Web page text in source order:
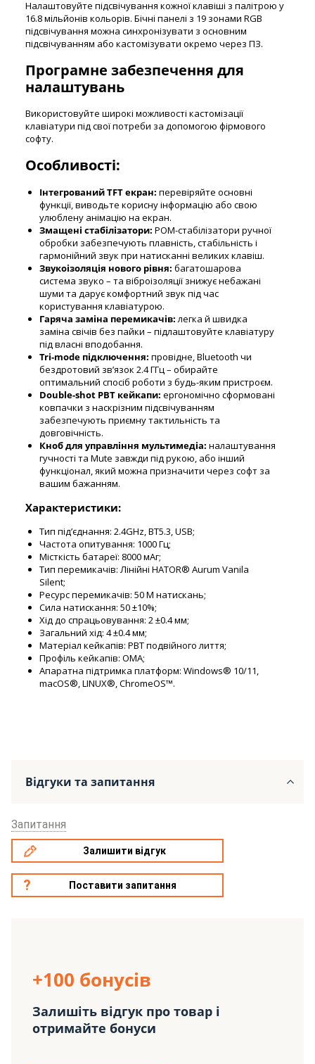
Налаштовуйте підсвічування кожної клавіші з палітрою у
16.8 мільйонів кольорів. Бічні панелі з 19 зонами RGB
підсвічування можна синхронізувати з основним
підсвічуванням або кастомізувати окремо через ПЗ.
Програмне забезпечення для
налаштувань
Використовуйте широкі можливості кастомізації
клавіатури під свої потреби за допомогою фірмового
софту.
Особливості:
Інтегрований TFT екран: перевіряйте основні
функції, виводьте корисну інформацію або свою
улюблену анімацію на екран.
Змащені стабілізатори: POM-стабілізатори ручної
обробки забезпечують плавність, стабільність і
гармонійний звук при натисканні великих клавіш.
Звукоізоляція нового рівня: багатошарова
система звуко – та віброізоляції знижує небажані
шуми та дарує комфортний звук під час
користування клавіатурою.
Гаряча заміна перемикачів: легка й швидка
заміна свічів без пайки – підлаштовуйте клавіатуру
під власні вподобання.
Tri-mode підключення: провідне, Bluetooth чи
бездротовий зв’язок 2.4 ГГц – обирайте
оптимальний спосіб роботи з будь-яким пристроєм.
Double-shot PBT кейкапи: ергономічно сформовані
ковпачки з наскрізним підсвічуванням
забезпечують приємну тактильність та
довговічність.
Кноб для управління мультимедіа: налаштування
гучності та Mute завжди під рукою, або інший
функціонал, який можна призначити через софт за
вашим бажанням.
Характеристики:
Тип під’єднання: 2.4GHz, BT5.3, USB;
Частота опитування: 1000 Гц;
Місткість батареї: 8000 мАг;
Тип перемикачів: Лінійні HATOR® Aurum Vanila
Silent;
Ресурс перемикачів: 50 М натискань;
Сила натискання: 50 ±10%;
Хід до спрацьовування: 2 ±0.4 мм;
Загальний хід: 4 ±0.4 мм;
Матеріал кейкапів: PBT подвійного лиття;
Профіль кейкапів: OMA;
Апаратна підтримка платформ: Windows® 10/11,
macOS®, LINUX®, ChromeOS™.
Відгуки та запитання
Запитання
Залишити відгук
Поставити запитання
+100 бонусів
Залишіть відгук про товар і
отримайте бонуси